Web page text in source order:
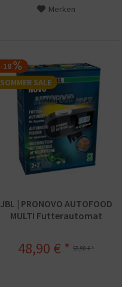
Merken
-18
SOMMER SALE
JBL | PRONOVO AUTOFOOD
MULTI Futterautomat
59,90 € *
48,90 € *